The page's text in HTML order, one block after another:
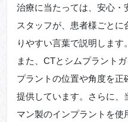
治療に当たっては、安心・
スタッフが、患者様ごと
りやすい言葉で説明します。
また、CTとシムプラント
プラントの位置や角度を正
提供しています。さらに、
マン製のインプラントを使